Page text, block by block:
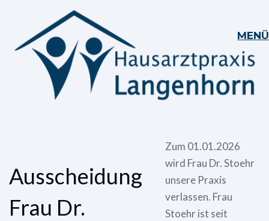
MENÜ
Ausscheidung
Frau Dr.
Zum 01.01.2026
wird Frau Dr. Stoehr
unsere Praxis
verlassen. Frau
Stoehr ist seit